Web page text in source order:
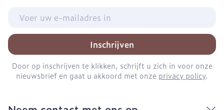
Inschrijven
Door op inschrijven te klikken, schrijft u zich in voor onze
nieuwsbrief en gaat u akkoord met onze privacy policy.